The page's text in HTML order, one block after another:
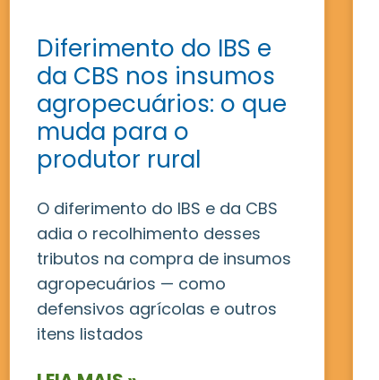
Diferimento do IBS e
da CBS nos insumos
agropecuários: o que
muda para o
produtor rural
O diferimento do IBS e da CBS
adia o recolhimento desses
tributos na compra de insumos
agropecuários — como
defensivos agrícolas e outros
itens listados